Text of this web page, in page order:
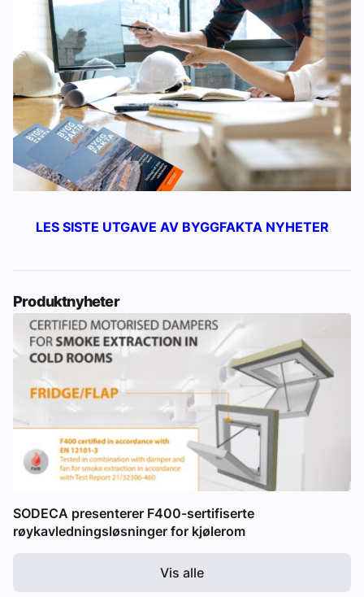
LES SISTE UTGAVE AV BYGGFAKTA NYHETER
Produktnyheter
SODECA presenterer F400-sertifiserte
røykavledningsløsninger for kjølerom
Vis alle